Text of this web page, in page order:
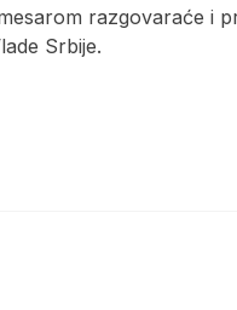
razgovaraće i
Srbije.